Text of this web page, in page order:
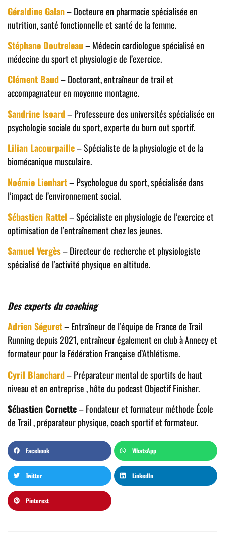
Géraldine Galan– Docteure en pharmacie spécialisée en
nutrition, santé fonctionnelle et santé de la femme.
Stéphane Doutreleau– Médecin cardiologue spécialisé en
médecine du sport et physiologie de l’exercice.
Clément Baud– Doctorant, entraîneur de trail et
accompagnateur en moyenne montagne.
Sandrine Isoard– Professeure des universités spécialisée en
psychologie sociale du sport, experte du burn out sportif.
Lilian Lacourpaille– Spécialiste de la physiologie et de la
biomécanique musculaire.
Noémie Lienhart– Psychologue du sport, spécialisée dans
l’impact de l’environnement social.
Sébastien Rattel– Spécialiste en physiologie de l’exercice et
optimisation de l’entraînement chez les jeunes.
Samuel Vergès– Directeur de recherche et physiologiste
spécialisé de l’activité physique en altitude.
Des experts du coaching
Adrien Séguret– Entraîneur de l’équipe de France de Trail
Running depuis 2021, entraîneur également en club à Annecy et
formateur pour la Fédération Française d’Athlétisme.
Cyril Blanchard– Préparateur mental de sportifs de haut
niveau et en entreprise , hôte du podcast Objectif Finisher.
Sébastien Cornette– Fondateur et formateur méthode École
de Trail , préparateur physique, coach sportif et formateur.
Facebook WhatsApp
Twitter LinkedIn
Pinterest